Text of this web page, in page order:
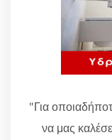
"Για
να μας